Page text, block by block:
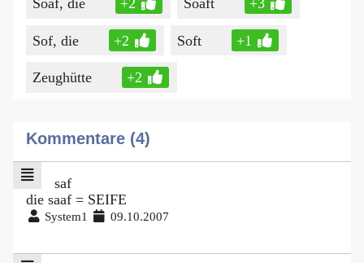
Sof, die +2 Soft +1
Zeughütte +2
Kommentare (4)
saf
die saaf = SEIFE
System1 09.10.2007